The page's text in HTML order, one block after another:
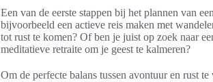
Een van de eerste stappen bij het plannen van
bijvoorbeeld een actieve reis maken met
tot rust te komen? Of ben je juist op zoek naar
meditatieve retraite om je geest te kalmeren?
Om de perfecte balans tussen avontuur en rust